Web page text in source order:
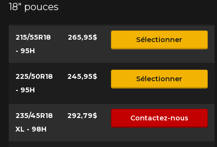
18" pouces
215/55R18
- 95H
265,95$ Sélectionner
225/50R18
- 95H
245,95$ Sélectionner
235/45R18
XL - 98H
292,79$ Contactez-nous